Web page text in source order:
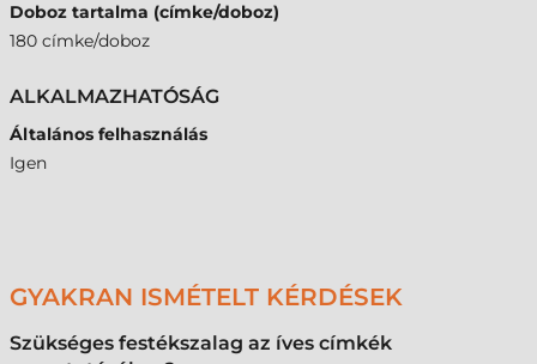
Doboz tartalma (címke/doboz)
180 címke/doboz
ALKALMAZHATÓSÁG
Általános felhasználás
Igen
GYAKRAN ISMÉTELT KÉRDÉSEK
Szükséges festékszalag az íves címkék